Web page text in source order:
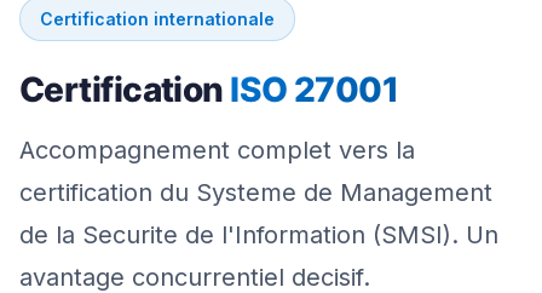
Certification internationale
Certification ISO 27001
Accompagnement complet vers la
certification du Systeme de Management
de la Securite de l'Information (SMSI). Un
avantage concurrentiel decisif.